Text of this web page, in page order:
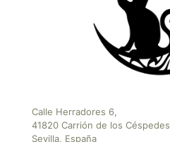
Calle Herradores 6,
41820 Carrión de los Céspedes
Sevilla, España